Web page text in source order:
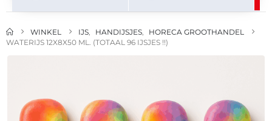
WINKEL IJS HANDIJSJES
HORECA GROOTHANDEL
WATERIJS 12X8X50 ML. (TOTAAL 96 IJSJES !!)